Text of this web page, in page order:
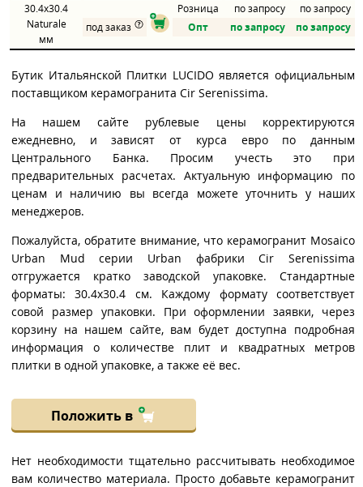
30.4x30.4
Naturale
мм
Розница по запросу
по запросу
под заказ
Опт по запросу по запросу
Бутик Итальянской Плитки LUCIDO является официальным
поставщиком керамогранита Cir Serenissima.
На нашем сайте рублевые цены корректируются
ежедневно, и зависят от курса евро по данным
Центрального Банка. Просим учесть это при
предварительных расчетах. Актуальную информацию по
ценам и наличию вы всегда можете уточнить у наших
менеджеров.
Пожалуйста, обратите внимание, что керамогранит Mosaico
Urban Mud серии Urban фабрики Cir Serenissima
отгружается кратко заводской упаковке. Стандартные
форматы: 30.4x30.4 см. Каждому формату соответствует
совой размер упаковки. При оформлении заявки, через
корзину на нашем сайте, вам будет доступна подробная
информация о количестве плит и квадратных метров
плитки в одной упаковке, а также её вес.
Положить в
Нет необходимости тщательно рассчитывать необходимое
вам количество материала. Просто добавьте керамогранит